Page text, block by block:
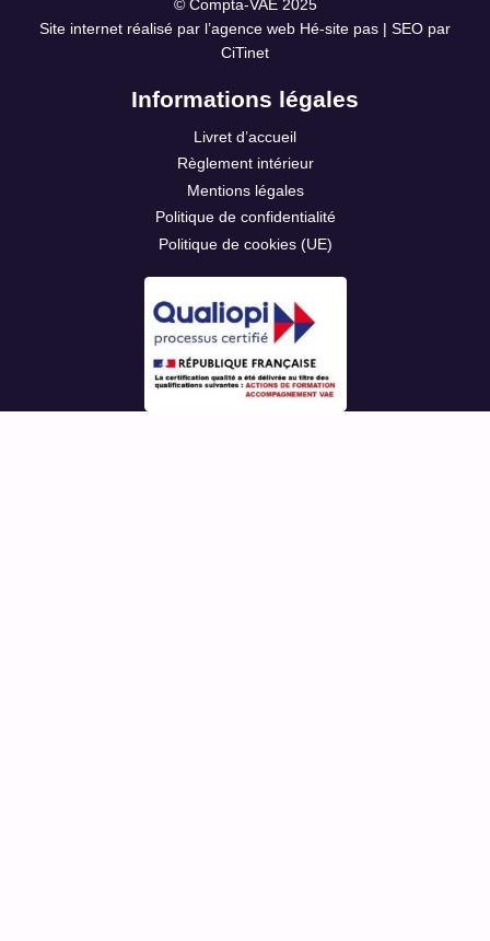
© Compta-VAE2025
Site internet réalisé par l’agence web Hé-site pas | SEO par
CiTinet
Informations légales
Livret d’accueil
Règlement intérieur
Mentions légales
Politique de confidentialité
Politique de cookies (UE)